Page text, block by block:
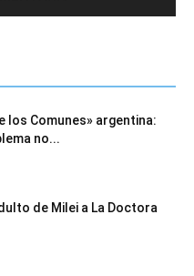
los Comunes» argentina:
no...
de Milei a La Doctora